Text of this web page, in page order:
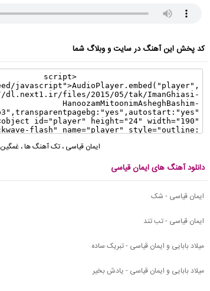
کد پخش این آهنگ در سایت و وبلاگ شما
ایمان قیاسی ، تک آهنگ ها، غمگین
دانلود آهنگ های ایمان قیاسی
ایمان قیاسی - شک
ایمان قیاسی - تب تند
میلاد بابایی و ایمان قیاسی - تبریک ساده
میلاد بابایی و ایمان قیاسی - یادش بخیر